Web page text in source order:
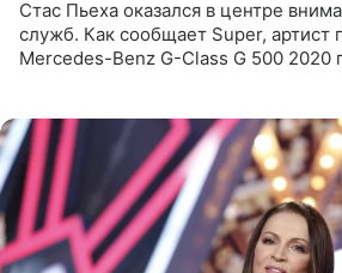
Стас Пьеха оказался в центре
служб. Как сообщает Super, артист
Mercedes-Benz G-Class G 500 2020